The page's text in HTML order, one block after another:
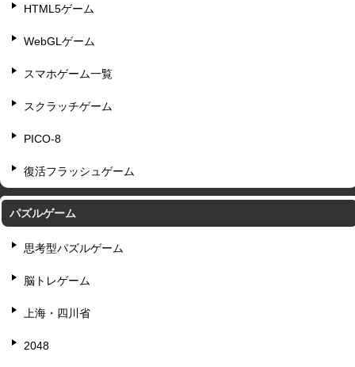
HTML5ゲーム
WebGLゲーム
スマホゲーム一覧
スクラッチゲーム
PICO-8
復活フラッシュゲーム
パズルゲーム
思考型パズルゲーム
脳トレゲーム
上海・四川省
2048